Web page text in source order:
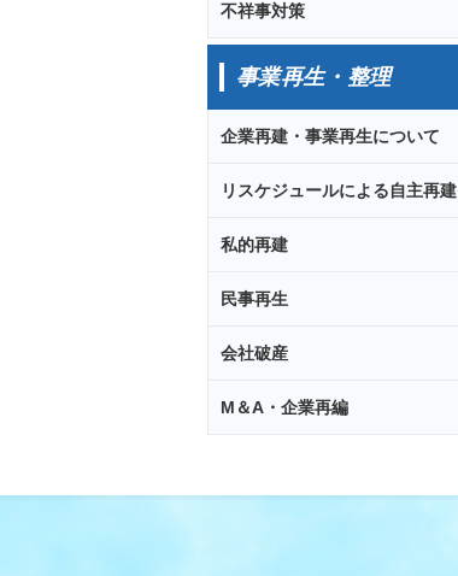
不祥事対策
事業再生・整理
企業再建・事業再生について
リスケジュールによる自主再建
私的再建
民事再生
会社破産
M＆A・企業再編